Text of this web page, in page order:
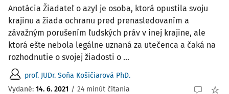
Anotácia Žiadateľ o azyl je osoba, ktorá opustila svoju
krajinu a žiada ochranu pred prenasledovaním a
závažným porušením ľudských práv v inej krajine, ale
ktorá ešte nebola legálne uznaná za utečenca a čaká na
rozhodnutie o svojej žiadosti o ...
prof. JUDr. Soňa Košičiarová PhD.
Vydané: 14. 6. 2021 / 24 minút čítania